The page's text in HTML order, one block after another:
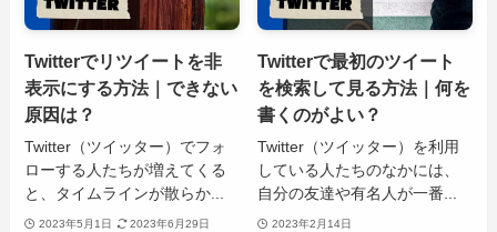
Twitterでリツイートを非
表示にする方法｜できない
原因は？
Twitter（ツイッター）でフォ
ローする人たちが増えてくる
と、タイムラインが散らか...
2023年5月1日 2023年6月29日
Twitterで最初のツイート
を検索して見る方法｜何を
書くのがよい？
Twitter（ツイッター）を利用
している人たちのなかには、
自分の友達や有名人が一番...
2023年2月14日